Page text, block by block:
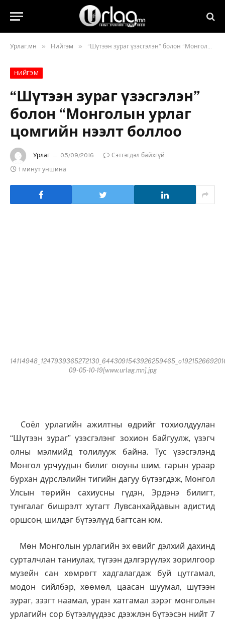
Урлаг.мн » Нийгэм » “Шүтээн зураг үзэсгэлэн” болон “Монголын урлаг цомгийн нээлт боллоо
НИЙГЭМ
“Шүтээн зураг үзэсгэлэн”
болон “Монголын урлаг
цомгийн нээлт боллоо
Урлаг 05/09/2016
Сэтгэгдэл байхгүй
1 минут уншина
09-05-10-19[www.urlag.mn].jpg
Соёл урлагийн ажилтны өдрийг тохиолдуулан
“Шүтээн зураг” үзэсгэлэнг зохион байгуулж, үзэгч
олны мэлмийд толилууж байна. Тус үзэсгэлэнд
Монгол урчуудын билиг оюуны шим, гарын ураар
бурхан дүрслэлийн тигийн дагуу бүтээгдэж, Монгол
Улсын төрийн сахиусны гүдэн, Эрдэнэ билигт,
тунгалаг бишрэлт хутагт Лувсанхайдавын адистид
оршсон, шилдэг бүтээлүүд багтсан юм.
Мөн Монголын урлагийн эх өвийг дэлхий дахинд
сурталчлан таниулах, түгээн дэлгэрүүлэх зорилгоор
музейн сан хөмрөгт хадгалагдаж буй цутгамал,
модон сийлбэр, хөөмөл, цаасан шуумал, шүтээн
зураг, зээгт наамал, уран хатгамал зэрэг монголын
урлагийн сор бүтээлүүдээс дээжлэн бүтээсэн нийт 7